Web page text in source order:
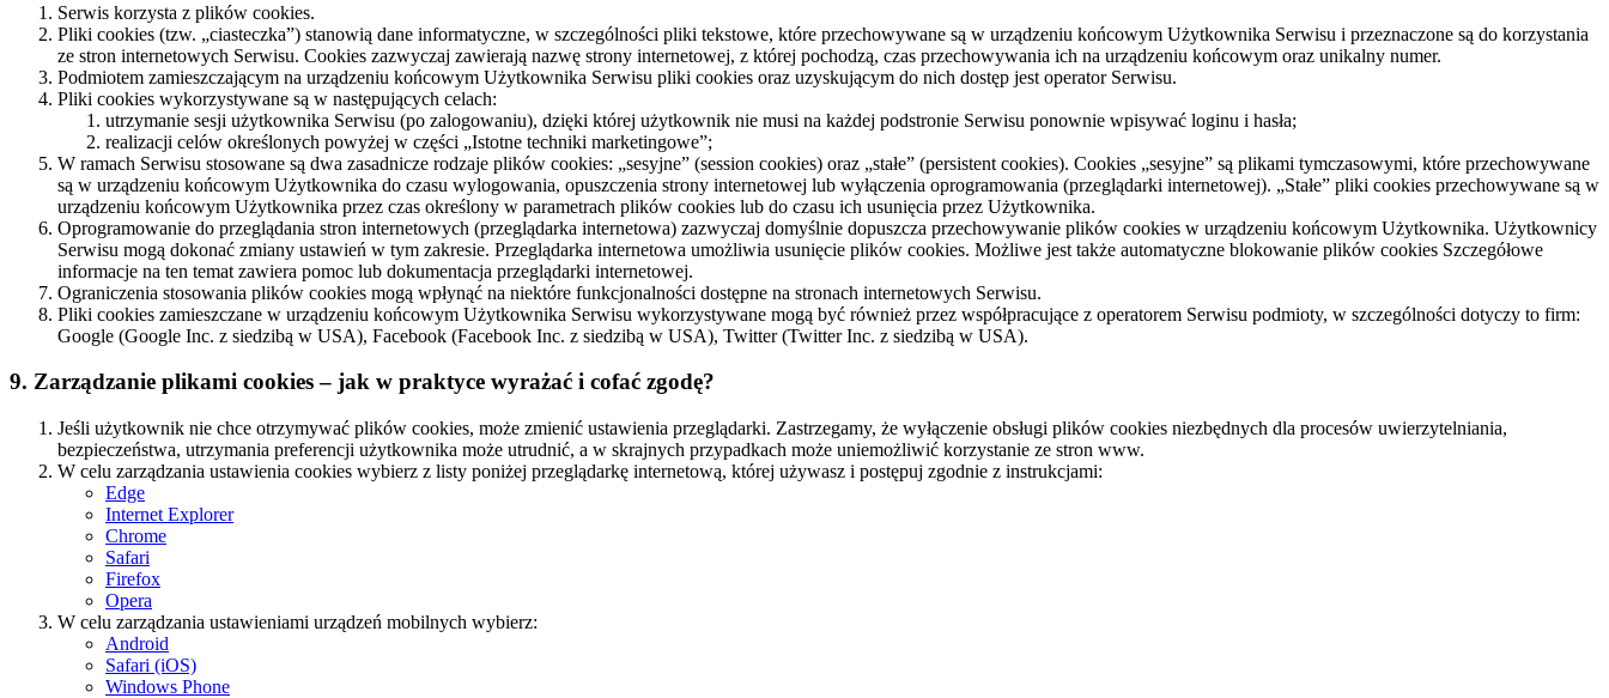
Serwis korzysta z plików cookies.
Pliki cookies (tzw. „ciasteczka”) stanowią dane informatyczne, w szczególności pliki tekstowe, które przechowywane są w urządzeniu końcowym Użytkownika Serwisu i przeznaczone są do korzystania
ze stron internetowych Serwisu. Cookies zazwyczaj zawierają nazwę strony internetowej, z której pochodzą, czas przechowywania ich na urządzeniu końcowym oraz unikalny numer.
Podmiotem zamieszczającym na urządzeniu końcowym Użytkownika Serwisu pliki cookies oraz uzyskującym do nich dostęp jest operator Serwisu.
Pliki cookies wykorzystywane są w następujących celach:
utrzymanie sesji użytkownika Serwisu (po zalogowaniu), dzięki której użytkownik nie musi na każdej podstronie Serwisu ponownie wpisywać loginu i hasła;
realizacji celów określonych powyżej w części „Istotne techniki marketingowe”;
W ramach Serwisu stosowane są dwa zasadnicze rodzaje plików cookies: „sesyjne” (session cookies) oraz „stałe” (persistent cookies). Cookies „sesyjne” są plikami tymczasowymi, które przechowywane
są w urządzeniu końcowym Użytkownika do czasu wylogowania, opuszczenia strony internetowej lub wyłączenia oprogramowania (przeglądarki internetowej). „Stałe” pliki cookies przechowywane są w
urządzeniu końcowym Użytkownika przez czas określony w parametrach plików cookies lub do czasu ich usunięcia przez Użytkownika.
Oprogramowanie do przeglądania stron internetowych (przeglądarka internetowa) zazwyczaj domyślnie dopuszcza przechowywanie plików cookies w urządzeniu końcowym Użytkownika. Użytkownicy
Serwisu mogą dokonać zmiany ustawień w tym zakresie. Przeglądarka internetowa umożliwia usunięcie plików cookies. Możliwe jest także automatyczne blokowanie plików cookies Szczegółowe
informacje na ten temat zawiera pomoc lub dokumentacja przeglądarki internetowej.
Ograniczenia stosowania plików cookies mogą wpłynąć na niektóre funkcjonalności dostępne na stronach internetowych Serwisu.
Pliki cookies zamieszczane w urządzeniu końcowym Użytkownika Serwisu wykorzystywane mogą być również przez współpracujące z operatorem Serwisu podmioty, w szczególności dotyczy to firm:
Google (Google Inc. z siedzibą w USA), Facebook (Facebook Inc. z siedzibą w USA), Twitter (Twitter Inc. z siedzibą w USA).
9. Zarządzanie plikami cookies – jak w praktyce wyrażać i cofać zgodę?
Jeśli użytkownik nie chce otrzymywać plików cookies, może zmienić ustawienia przeglądarki. Zastrzegamy, że wyłączenie obsługi plików cookies niezbędnych dla procesów uwierzytelniania,
bezpieczeństwa, utrzymania preferencji użytkownika może utrudnić, a w skrajnych przypadkach może uniemożliwić korzystanie ze stron www.
W celu zarządzania ustawienia cookies wybierz z listy poniżej przeglądarkę internetową, której używasz i postępuj zgodnie z instrukcjami:
Edge
Internet Explorer
Chrome
Safari
Firefox
Opera
W celu zarządzania ustawieniami urządzeń mobilnych wybierz:
Android
Safari (iOS)
Windows Phone